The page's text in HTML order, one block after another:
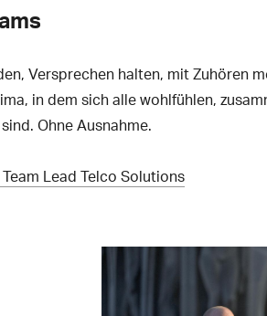
Versprechen halten, mit Zuhören
in dem sich alle wohlfühlen,
Ohne Ausnahme.
Lead Telco Solutions